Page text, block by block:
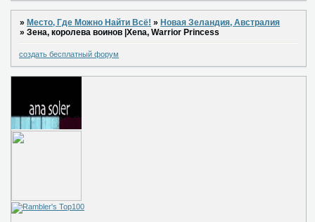
»Место, Где Можно Найти Всё! »Новая Зеландия, Австралия
»Зена, королева воинов |Xena, Warrior Princess
создать бесплатный форум